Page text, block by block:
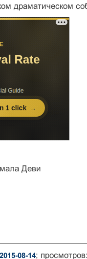
драматическом
Деви
2015-08-14; просмотров: